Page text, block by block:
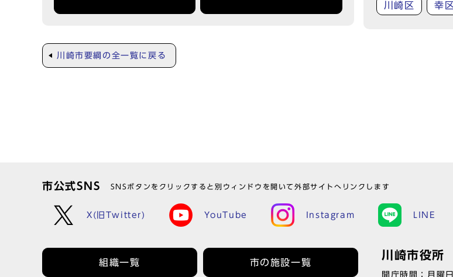
川崎区 幸区
川崎市要綱の全一覧に戻る
市公式SNS SNSボタンをクリックすると別ウィンドウを開いて外部サイトへリンクします
X(旧Twitter) YouTube Instagram LINE
組織一覧 市の施設一覧
川崎市役所
開庁時間：月曜